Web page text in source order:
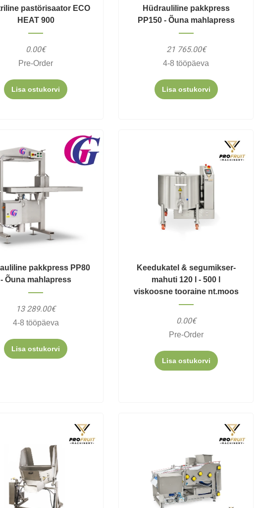
pastörisaator ECO
HEAT 900
0.00€
Pre-Order
Lisa ostukorvi
Hüdrauliline pakkpress
PP150 - Õuna mahlapress
21 765.00€
4-8 tööpäeva
Lisa ostukorvi
pakkpress PP80
- Õuna mahlapress
13 289.00€
4-8 tööpäeva
Lisa ostukorvi
Keedukatel & segumikser-
mahuti 120 l - 500 l
viskoosne tooraine nt.moos
0.00€
Pre-Order
Lisa ostukorvi